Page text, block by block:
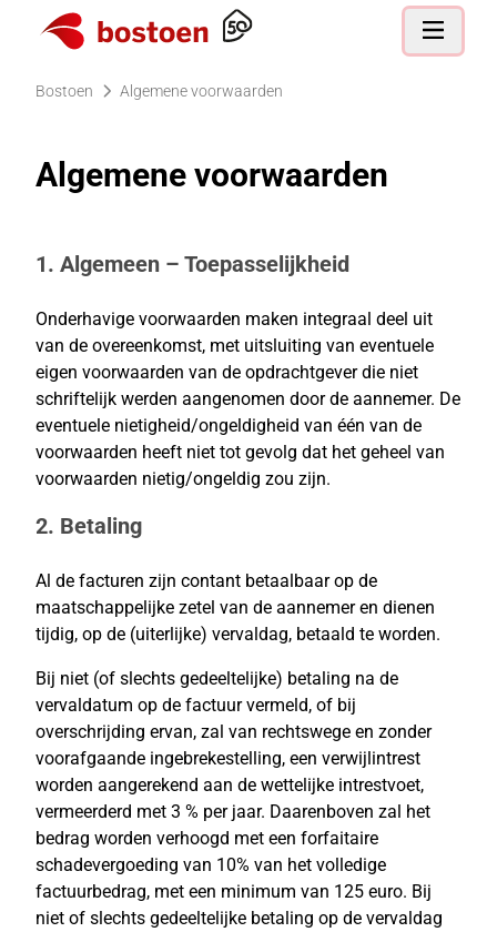
Ga naar de homepagina
Open
Bostoen Algemene voorwaarden
Algemene voorwaarden
1. Algemeen – Toepasselijkheid
Onderhavige voorwaarden maken integraal deel uit
van de overeenkomst, met uitsluiting van eventuele
eigen voorwaarden van de opdrachtgever die niet
schriftelijk werden aangenomen door de aannemer. De
eventuele nietigheid/ongeldigheid van één van de
voorwaarden heeft niet tot gevolg dat het geheel van
voorwaarden nietig/ongeldig zou zijn.
2. Betaling
Al de facturen zijn contant betaalbaar op de
maatschappelijke zetel van de aannemer en dienen
tijdig, op de (uiterlijke) vervaldag, betaald te worden.
Bij niet (of slechts gedeeltelijke) betaling na de
vervaldatum op de factuur vermeld, of bij
overschrijding ervan, zal van rechtswege en zonder
voorafgaande ingebrekestelling, een verwijlintrest
worden aangerekend aan de wettelijke intrestvoet,
vermeerderd met 3 % per jaar. Daarenboven zal het
bedrag worden verhoogd met een forfaitaire
schadevergoeding van 10% van het volledige
factuurbedrag, met een minimum van 125 euro. Bij
niet of slechts gedeeltelijke betaling op de vervaldag